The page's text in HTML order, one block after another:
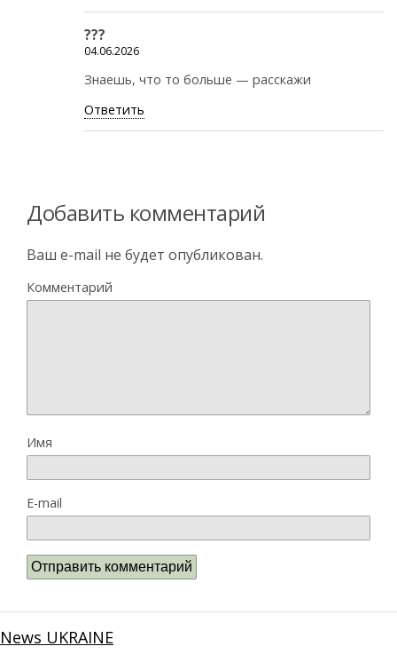
???
04.06.2026
Знаешь, что то больше — расскажи
Ответить
Добавить комментарий
Ваш e-mail не будет опубликован.
Комментарий
Имя
E-mail
News UKRAINE